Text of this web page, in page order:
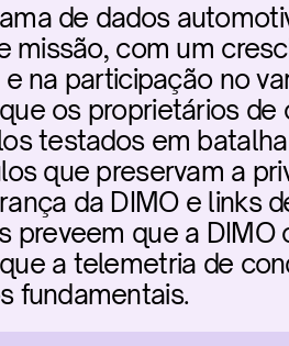
de dados
missão, com um
na participação no
os proprietários
testados em
que preservam a
da DIMO e links
preveem que a
a telemetria de
fundamentais.